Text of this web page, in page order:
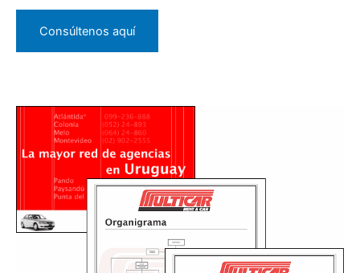
Consúltenos aquí